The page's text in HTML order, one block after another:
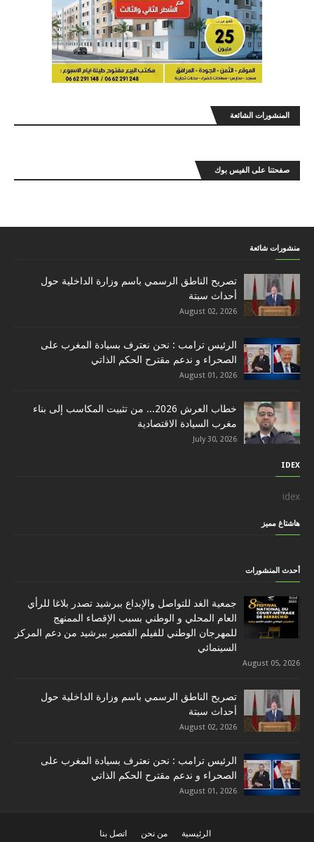
المنشورات الشائعة
صفحتنا على الفيس بوك
منشورات شائعة
تصريح الناطق الرسمي باسم وزارة الداخلية حول
أحداث سبتة
August 02, 2026
الرئيس ترامب : نحن نعترف بسيادة المغرب على
الصحراء و ندعم مقترح الحكم الذاتي
August 01, 2026
خطاب العرش 2026... من تثبيت المكاسب إلى بناء
مغرب السيادة الاقتصادية
July 30, 2026
IDEX
idex
هاشتاغ مميز
أحدث المنشورات
جمعية الغد للتواصل والإبداع ببرشيد تصدر بلاغا للرأي
العام المحلي و الوطني بسبب الإقصاء الممنهج
للمهرجان الوطني للفيلم القصير ببرشيد من دعم المركز
السينمائي
August 05, 2026
تصريح الناطق الرسمي باسم وزارة الداخلية حول
أحداث سبتة
August 02, 2026
الرئيس ترامب : نحن نعترف بسيادة المغرب على
الصحراء و ندعم مقترح الحكم الذاتي
August 01, 2026
الرئيسية من نحن اتصل بنا